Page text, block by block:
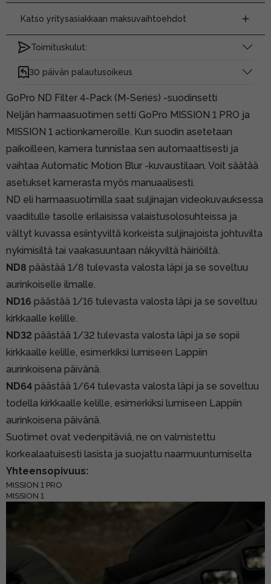
Katso yritysasiakkaan maksuvaihtoehdot
Toimituskulut:
30 päivän palautusoikeus
GoPro ND Filter 4-Pack (M-Series) -suodinsetti
Neljän harmaasuotimen setti GoPro MISSION 1 PRO ja
MISSION 1 actionkameroille. Kun suodin asetetaan
paikoilleen, kamera tunnistaa sen automaattisesti ja
vaihtaa Automatic Motion Blur -kuvaustilaan. Voit säätää
asetukset kamerasta myös manuaalisesti.
ND eli harmaasuotimilla saat suljinajan videokuvauksessa
vaaditulle tasolle erilaisissa valaistusolosuhteissa ja
vältyt kuvassa esiintyviltä korkeista suljinajoista johtuvilta
nykimisiltä tai vaakasuuntaan näkyviltä häiriöiltä.
ND8 päästää 1/8 tulevasta valosta läpi ja se soveltuu
aurinkoiselle ilmalle.
ND16 päästää 1/16 tulevasta valosta läpi ja se soveltuu
kirkkaalle kelille.
ND32 päästää 1/32 tulevasta valosta läpi ja se sopii
kirkkaalle kelille, esimerkiksi lumiseen Lappiin
aurinkoisena päivänä.
ND64 päästää 1/64 tulevasta valosta läpi ja se soveltuu
todella kirkkaalle kelille, esimerkiksi lumiseen Lappiin
aurinkoisena päivänä.
Suotimet ovat vedenpitäviä, ne on valmistettu
korkealaatuisesti lasista ja suojattu naarmuuntumiselta
Yhteensopivuus:
MISSION 1 PRO
MISSION 1